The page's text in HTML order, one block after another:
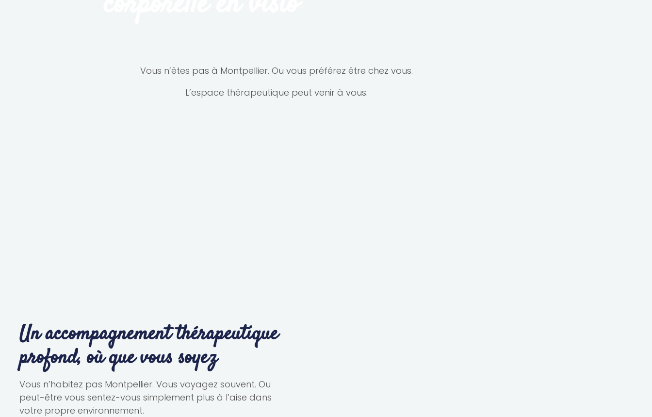
Vous n’êtes pas à Montpellier. Ou vous préférez être chez vous.
L’espace thérapeutique peut venir à vous.
Un accompagnement thérapeutique
profond, où que vous soyez
Vous n’habitez pas Montpellier. Vous voyagez souvent. Ou
peut-être vous sentez-vous simplement plus à l’aise dans
votre propre environnement.